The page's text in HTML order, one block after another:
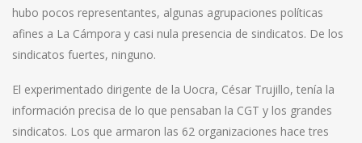
hubo pocos representantes, algunas agrupaciones políticas
afines a La Cámpora y casi nula presencia de sindicatos. De los
sindicatos fuertes, ninguno.
El experimentado dirigente de la Uocra, César Trujillo, tenía la
información precisa de lo que pensaban la CGT y los grandes
sindicatos. Los que armaron las 62 organizaciones hace tres